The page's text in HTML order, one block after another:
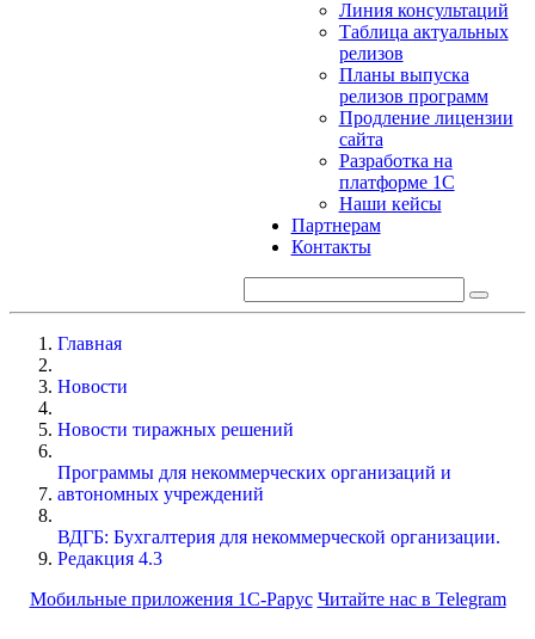
Линия консультаций
Таблица актуальных
релизов
Планы выпуска
релизов программ
Продление лицензии
сайта
Разработка на
платформе 1С
Наши кейсы
Партнерам
Контакты
Главная
Новости
Новости тиражных решений
Программы для некоммерческих организаций и
автономных учреждений
ВДГБ: Бухгалтерия для некоммерческой организации.
Редакция 4.3
Мобильные приложения 1С-Рарус Читайте нас в Telegram